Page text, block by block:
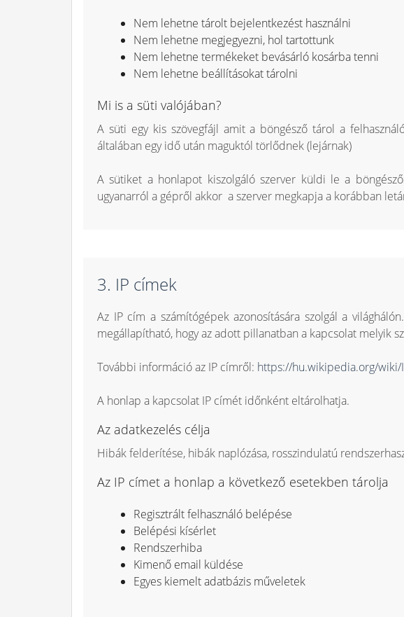
Nem lehetne tárolt bejelentkezést használni
Nem lehetne megjegyezni, hol tartottunk
Nem lehetne termékeket bevásárló kosárba tenni
Nem lehetne beállításokat tárolni
Mi is a süti valójában?
A süti egy kis szövegfájl amit a böngésző tárol a
általában egy idő után maguktól törlődnek (lejárnak)
A sütiket a honlapot kiszolgáló szerver küldi le a
ugyanarról a gépről akkor a szerver megkapja a korábban
3. IP címek
Az IP cím a számítógépek azonosítására szolgál a
megállapítható, hogy az adott pillanatban a kapcsolat melyik
További információ az IP címről: https://hu.wikipedia.org/wiki/
A honlap a kapcsolat IP címét időnként eltárolhatja.
Az adatkezelés célja
Hibák felderítése, hibák naplózása, rosszindulatú
Az IP címet a honlap a következő esetekben tárolja
Regisztrált felhasználó belépése
Belépési kísérlet
Rendszerhiba
Kimenő email küldése
Egyes kiemelt adatbázis műveletek